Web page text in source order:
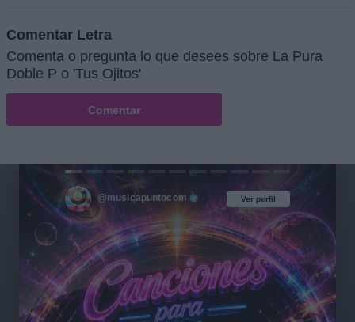
Comentar Letra
Comenta o pregunta lo que desees sobre La Pura
Doble P o 'Tus Ojitos'
Comentar
Ver perfil
@musicapuntocom Ver perfil